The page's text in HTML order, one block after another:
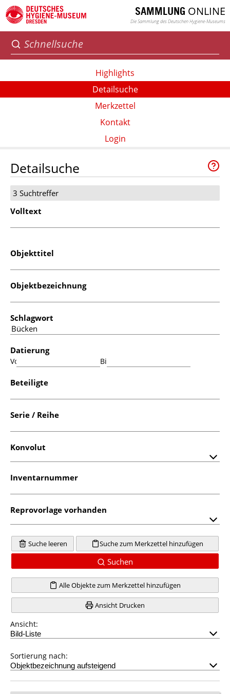
SAMMLUNG ONLINE
Die Sammlung des Deutschen Hygiene-Museums
Highlights
Detailsuche
Merkzettel
Kontakt
Login
Detailsuche
3 Suchtreffer
Volltext
Objekttitel
Objektbezeichnung
Schlagwort
Datierung
Von: Bis:
Beteiligte
Serie / Reihe
Konvolut
Inventarnummer
Reprovorlage vorhanden
Suche leeren Suche zum Merkzettel hinzufügen
Suchen
Alle Objekte zum Merkzettel hinzufügen
Ansicht Drucken
Ansicht:
Sortierung nach: